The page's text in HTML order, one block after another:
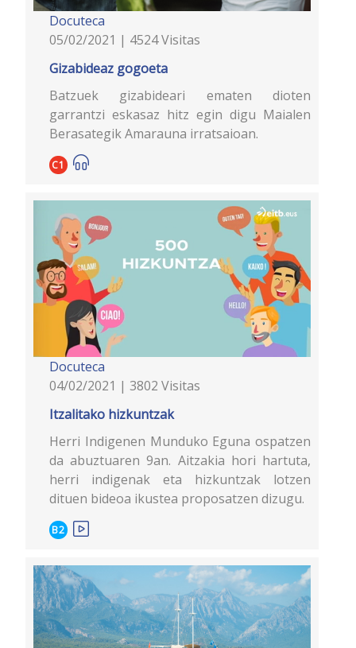
Docuteca
05/02/2021 | 4524 Visitas
Gizabideaz gogoeta
Batzuek gizabideari ematen dioten
garrantzi eskasaz hitz egin digu Maialen
Berasategik Amarauna irratsaioan.
C1
Docuteca
04/02/2021 | 3802 Visitas
Itzalitako hizkuntzak
Herri Indigenen Munduko Eguna ospatzen
da abuztuaren 9an. Aitzakia hori hartuta,
herri indigenak eta hizkuntzak lotzen
dituen bideoa ikustea proposatzen dizugu.
B2